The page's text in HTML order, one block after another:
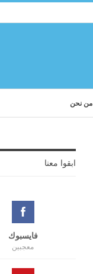
من نحن
ابقوا معنا
فايسبوك
معجبين